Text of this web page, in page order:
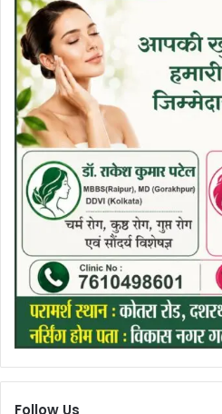
Follow Us